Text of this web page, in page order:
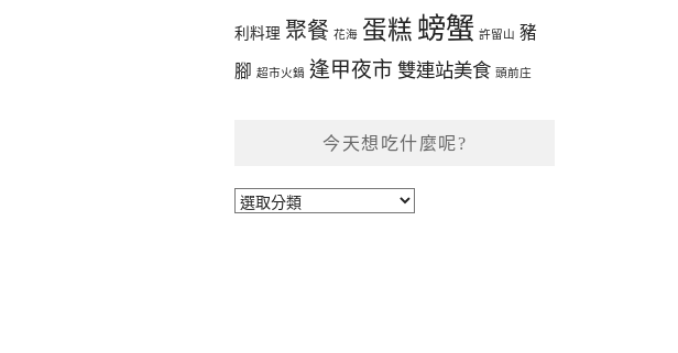
利料理 聚餐 花海 蛋糕 螃蟹 許留山 豬
腳 超市火鍋 逢甲夜市 雙連站美食 頭前庄
今天想吃什麼呢?
今